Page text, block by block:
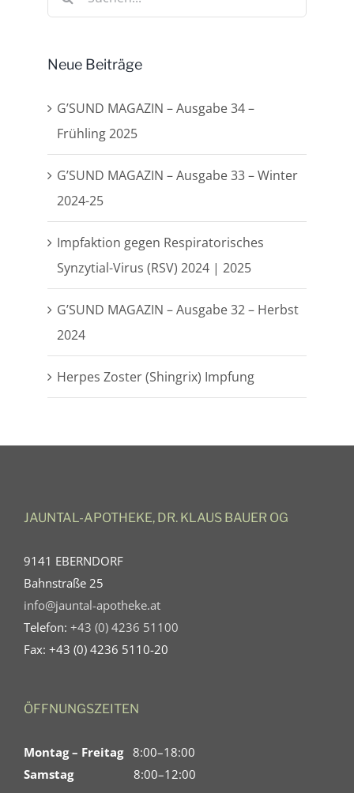
nach:
Neue Beiträge
G’SUND MAGAZIN – Ausgabe 34 –
Frühling 2025
G’SUND MAGAZIN – Ausgabe 33 – Winter
2024-25
Impfaktion gegen Respiratorisches
Synzytial-Virus (RSV) 2024 | 2025
G’SUND MAGAZIN – Ausgabe 32 – Herbst
2024
Herpes Zoster (Shingrix) Impfung
JAUNTAL-APOTHEKE, DR. KLAUS BAUER OG
9141 EBERNDORF
Bahnstraße 25
info@jauntal-apotheke.at
Telefon: +43 (0) 4236 51100
Fax: +43 (0) 4236 5110-20
ÖFFNUNGSZEITEN
Montag – Freitag8:00–18:00
Samstag 8:00–12:00